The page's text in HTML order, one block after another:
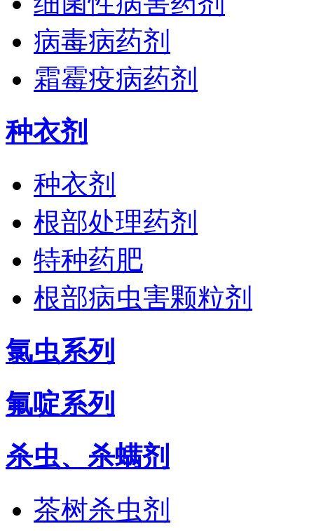
病毒病药剂
霜霉疫病药剂
种衣剂
种衣剂
根部处理药剂
特种药肥
根部病虫害颗粒剂
氯虫系列
氟啶系列
杀虫、杀螨剂
茶树杀虫剂